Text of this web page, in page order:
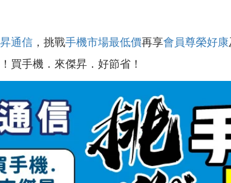
通信 ，挑戰手機市場最低價再享會員尊榮好康
！買手機．來傑昇．好節省！